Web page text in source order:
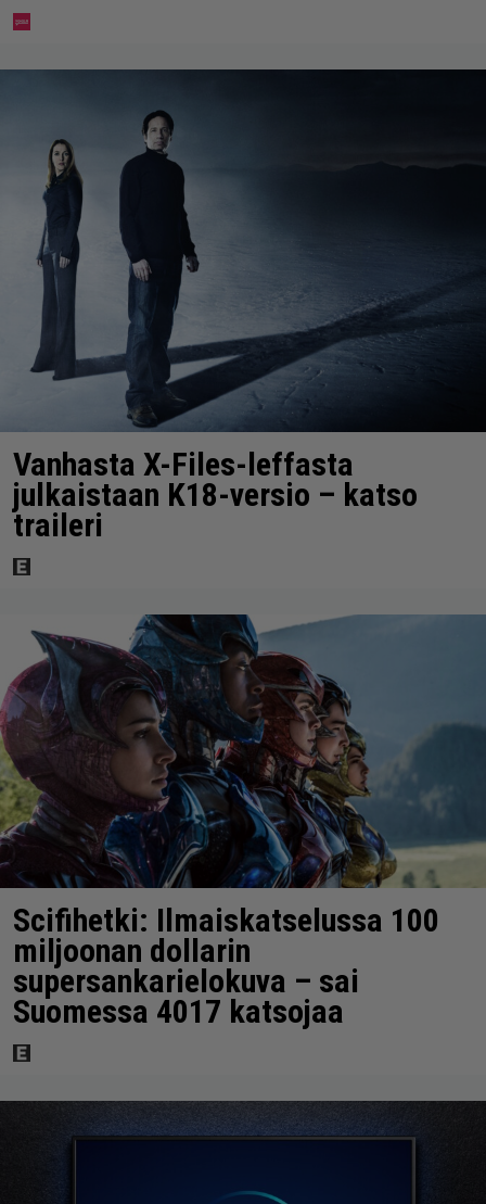
Vanhasta X-Files-leffasta
julkaistaan K18-versio – katso
traileri
Scifihetki: Ilmaiskatselussa 100
miljoonan dollarin
supersankarielokuva – sai
Suomessa 4017 katsojaa